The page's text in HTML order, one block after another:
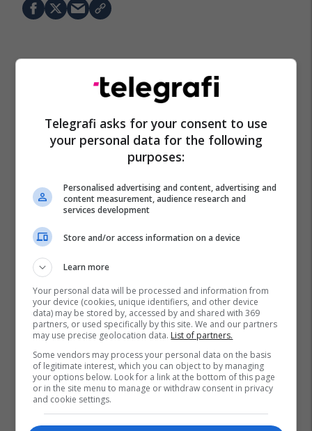
Telegrafi asks for your consent to use
your personal data for the following
purposes:
Personalised advertising and content, advertising and
content measurement, audience research and
services development
Store and/or access information on a device
Learn more
Your personal data will be processed and information from
your device (cookies, unique identifiers, and other device
data) may be stored by, accessed by and shared with 369
partners, or used specifically by this site. We and our partners
may use precise geolocation data. List of partners.
Some vendors may process your personal data on the basis
of legitimate interest, which you can object to by managing
your options below. Look for a link at the bottom of this page
or in the site menu to manage or withdraw consent in privacy
and cookie settings.